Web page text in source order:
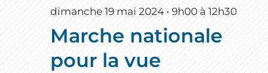
dimanche 19 mai 2024 • 9h00 à 12h30
Marche nationale
pour la vue